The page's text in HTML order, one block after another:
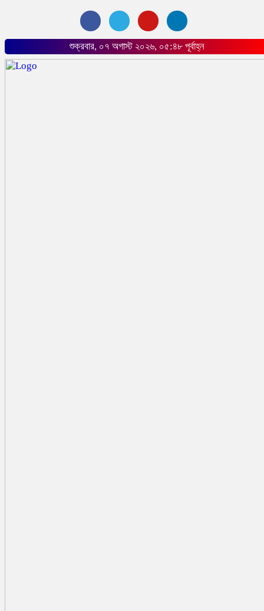
শুক্রবার, ০৭ অগাস্ট ২০২৬, ০৫:৪৮ পূর্বাহ্ন